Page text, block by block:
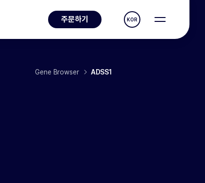
주문하기 KOR
Gene Browser ADSS1